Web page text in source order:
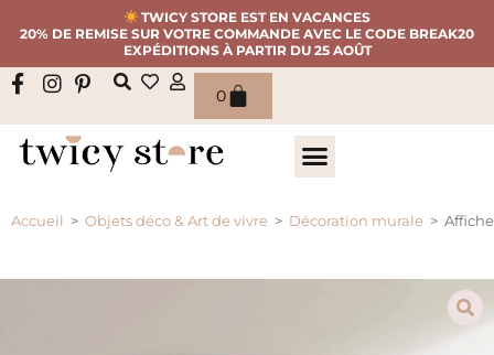
TWICY STORE EST EN VACANCES
20% DE REMISE SUR VOTRE COMMANDE AVEC LE CODE BREAK20
EXPÉDITIONS À PARTIR DU 25 AOÛT
0
Accueil > Objets déco & Art de vivre > Décoration murale >